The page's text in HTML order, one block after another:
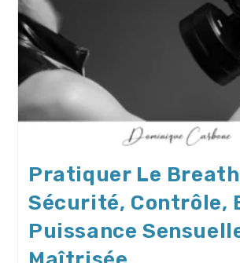
Pratiquer Le
Sécurité, Contrôle,
Puissance